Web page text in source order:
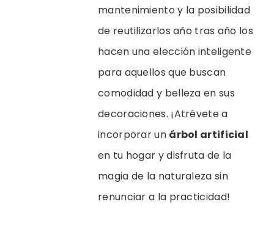
mantenimiento y la posibilidad
de reutilizarlos año tras año los
hacen una elección inteligente
para aquellos que buscan
comodidad y belleza en sus
decoraciones. ¡Atrévete a
incorporar un árbol artificial
en tu hogar y disfruta de la
magia de la naturaleza sin
renunciar a la practicidad!